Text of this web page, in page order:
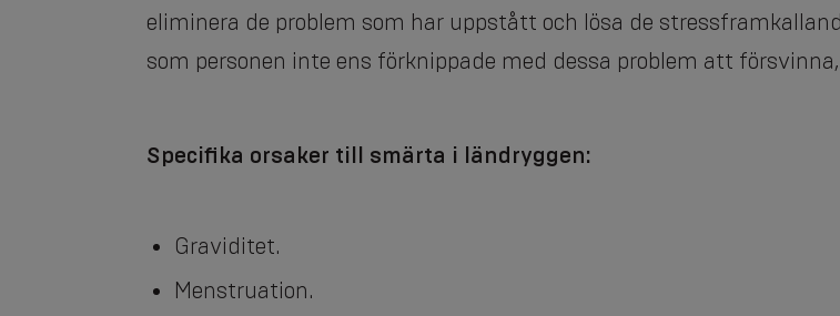
eliminera de problem som har uppstått och lösa de
som personen inte ens förknippade med dessa problem att
Specifika orsaker till smärta i ländryggen:
Graviditet.
Menstruation.